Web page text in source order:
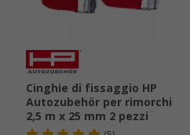
Cinghie di fissaggio HP
Autozubehör per rimorchi
2,5 m x 25 mm 2 pezzi